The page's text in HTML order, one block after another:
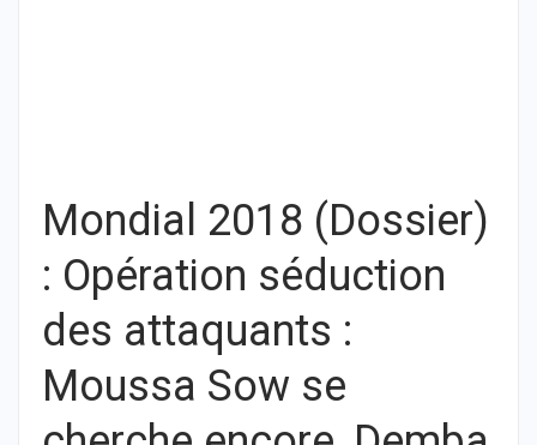
Mondial 2018 (Dossier)
: Opération séduction
des attaquants :
Moussa Sow se